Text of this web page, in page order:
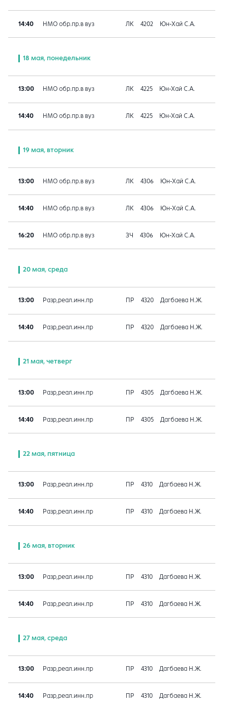
14:40 НМО обр.пр.в вуз ЛК 4202 Юн-Хай С.А.
18 мая, понедельник
13:00 НМО обр.пр.в вуз ЛК 4225 Юн-Хай С.А.
14:40 НМО обр.пр.в вуз ЛК 4225 Юн-Хай С.А.
19 мая, вторник
13:00 НМО обр.пр.в вуз ЛК 4306 Юн-Хай С.А.
14:40 НМО обр.пр.в вуз ЛК 4306 Юн-Хай С.А.
16:20 НМО обр.пр.в вуз ЗЧ 4306 Юн-Хай С.А.
20 мая, среда
13:00 Разр,реал.инн.пр ПР 4320 Дагбаева Н.Ж.
14:40 Разр,реал.инн.пр ПР 4320 Дагбаева Н.Ж.
21 мая, четверг
13:00 Разр,реал.инн.пр ПР 4305 Дагбаева Н.Ж.
14:40 Разр,реал.инн.пр ПР 4305 Дагбаева Н.Ж.
22 мая, пятница
13:00 Разр,реал.инн.пр ПР 4310 Дагбаева Н.Ж.
14:40 Разр,реал.инн.пр ПР 4310 Дагбаева Н.Ж.
26 мая, вторник
13:00 Разр,реал.инн.пр ПР 4310 Дагбаева Н.Ж.
14:40 Разр,реал.инн.пр ПР 4310 Дагбаева Н.Ж.
27 мая, среда
13:00 Разр,реал.инн.пр ПР 4310 Дагбаева Н.Ж.
14:40 Разр,реал.инн.пр ПР 4310 Дагбаева Н.Ж.